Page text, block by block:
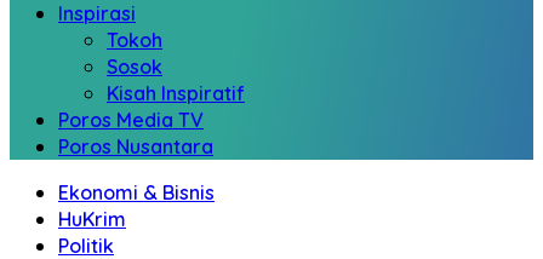
Inspirasi
Tokoh
Sosok
Kisah Inspiratif
Poros Media TV
Poros Nusantara
Ekonomi & Bisnis
HuKrim
Politik